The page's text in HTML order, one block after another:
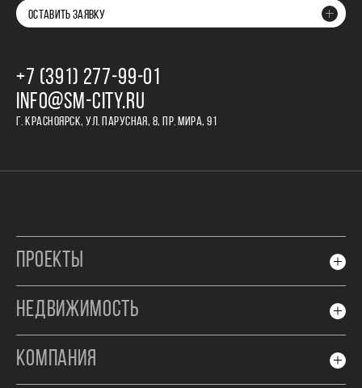
ОСТАВИТЬ ЗАЯВКУ
+7 (391) 277‒99‒01
INFO@SM-CITY.RU
Г. КРАСНОЯРСК, УЛ. ПАРУСНАЯ, 8, ПР. МИРА, 91
ПРОЕКТЫ
НЕДВИЖИМОСТЬ
КОМПАНИЯ